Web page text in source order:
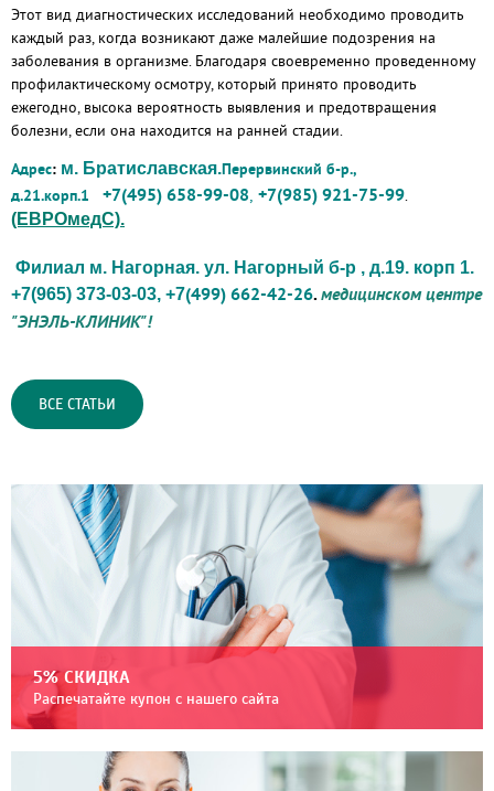
Этот вид диагностических исследований необходимо проводить
каждый раз, когда возникают даже малейшие подозрения на
заболевания в организме. Благодаря своевременно проведенному
профилактическому осмотру, который принято проводить
ежегодно, высока вероятность выявления и предотвращения
болезни, если она находится на ранней стадии.
Адрес: м. Братиславская.Перервинский б-р.,
д.21.корп.1
+7(495) 658-99-08, +7(985) 921-75-99.
(ЕВРОмедС).
Филиал м. Нагорная. ул. Нагорный б-р , д.19. корп 1.
+7(965) 373-03-03, +7(499) 662-42-26.медицинском центре
"ЭНЭЛЬ-КЛИНИК"!
ВСЕ СТАТЬИ
5% СКИДКА
Распечатайте купон с нашего сайта